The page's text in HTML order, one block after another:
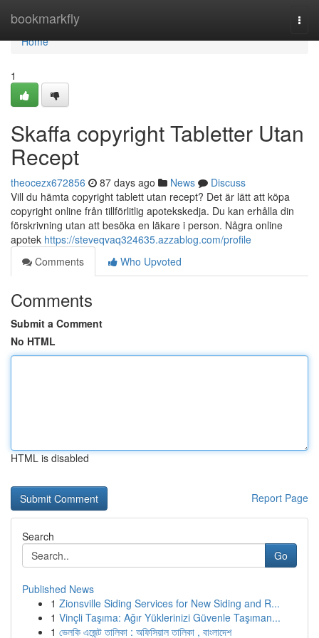
bookmarkfly
Home
Home
1
Skaffa copyright Tabletter Utan
Recept
theocezx672856 87 days ago News
Discuss
Vill du hämta copyright tablett utan recept? Det är lätt att köpa
copyright online från tillförlitlig apotekskedja. Du kan erhålla din
förskrivning utan att besöka en läkare i person. Några online
apotek https://steveqvaq324635.azzablog.com/profile
Comments
Who Upvoted
Comments
Submit a Comment
No HTML
HTML is disabled
Report Page
Search
Go
Published News
1 Zionsville Siding Services for New Siding and R...
1 Vinçli Taşıma: Ağır Yüklerinizi Güvenle Taşıman...
1 ভেলকি এজেন্ট তালিকা : অফিসিয়াল তালিকা , বাংলাদেশ